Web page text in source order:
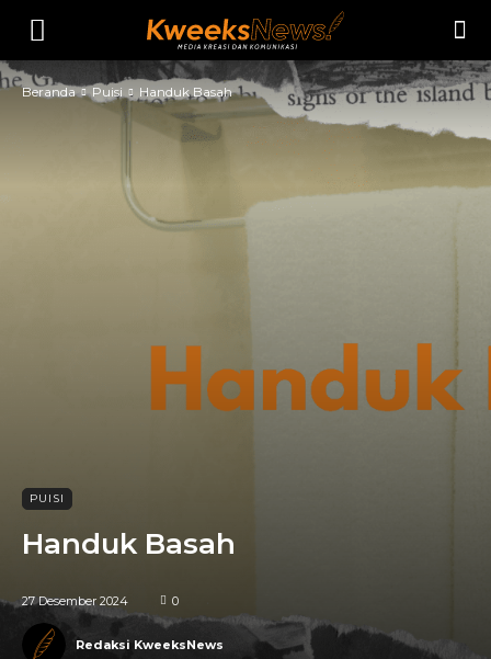
Beranda Puisi Handuk Basah
PUISI
Handuk Basah
27 Desember 2024 0
Redaksi KweeksNews